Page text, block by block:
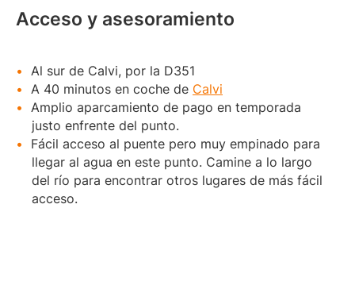
Acceso y asesoramiento
Al sur de Calvi, por la D351
A 40 minutos en coche de Calvi
Amplio aparcamiento de pago en temporada
justo enfrente del punto.
Fácil acceso al puente pero muy empinado para
llegar al agua en este punto. Camine a lo largo
del río para encontrar otros lugares de más fácil
acceso.